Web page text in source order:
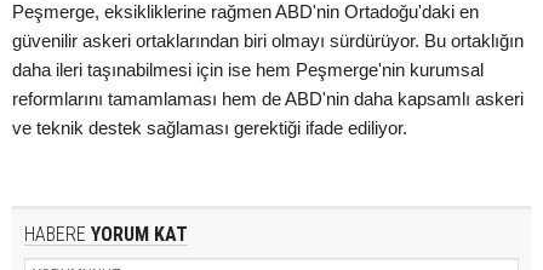
Peşmerge, eksikliklerine rağmen ABD'nin Ortadoğu'daki en
güvenilir askeri ortaklarından biri olmayı sürdürüyor. Bu ortaklığın
daha ileri taşınabilmesi için ise hem Peşmerge'nin kurumsal
reformlarını tamamlaması hem de ABD'nin daha kapsamlı askeri
ve teknik destek sağlaması gerektiği ifade ediliyor.
HABERE YORUM KAT